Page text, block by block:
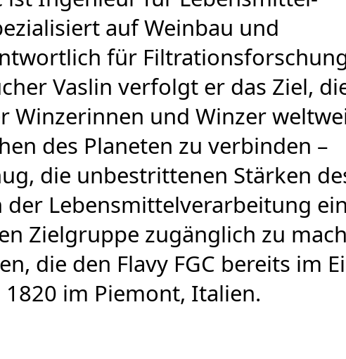
auf Weinbau und
für
Vaslin verfolgt er das Ziel,
Winzerinnen und Winzer
des Planeten zu verbinden –
die unbestrittenen Stärken
der Lebens­mit­tel­ver­ar­bei­tung
Ziel­gruppe zugänglich zu
die den Flavy FGC bereits im
1820 im Piemont, Italien.